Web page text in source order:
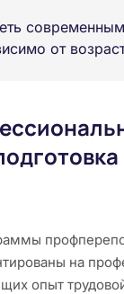
от
на
опыт